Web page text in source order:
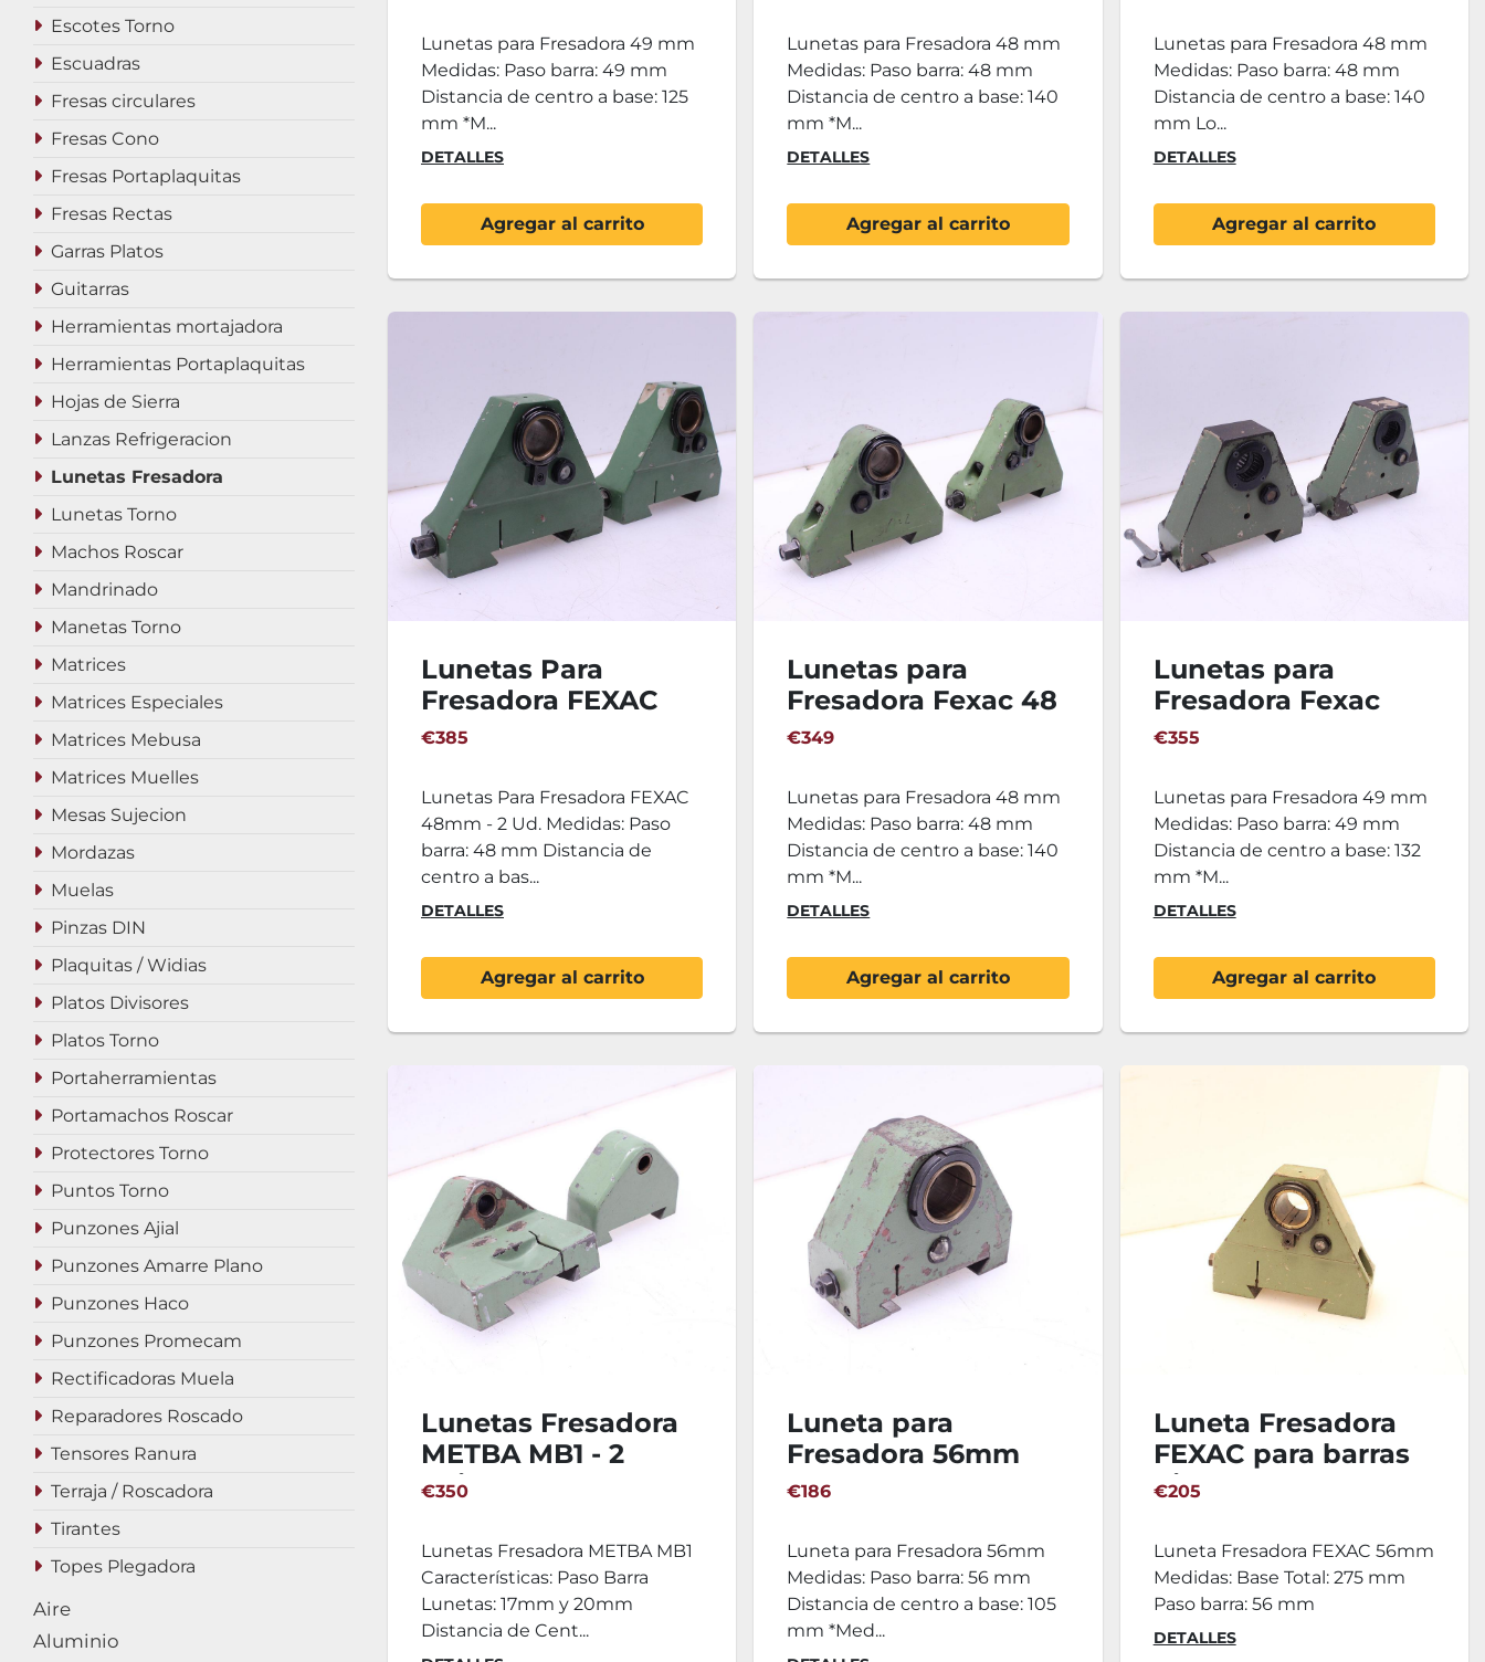
Escotes Torno
Escuadras
Fresas circulares
Fresas Cono
Fresas Portaplaquitas
Fresas Rectas
Garras Platos
Guitarras
Herramientas mortajadora
Herramientas Portaplaquitas
Hojas de Sierra
Lanzas Refrigeracion
Lunetas Fresadora
Lunetas Torno
Machos Roscar
Mandrinado
Manetas Torno
Matrices
Matrices Especiales
Matrices Mebusa
Matrices Muelles
Mesas Sujecion
Mordazas
Muelas
Pinzas DIN
Plaquitas / Widias
Platos Divisores
Platos Torno
Portaherramientas
Portamachos Roscar
Protectores Torno
Puntos Torno
Punzones Ajial
Punzones Amarre Plano
Punzones Haco
Punzones Promecam
Rectificadoras Muela
Reparadores Roscado
Tensores Ranura
Terraja / Roscadora
Tirantes
Topes Plegadora
Aire
Aluminio
Lunetas para Fresadora 49 mm
Medidas: Paso barra: 49 mm
Distancia de centro a base: 125
mm *M...
DETALLES
Agregar al carrito
Lunetas para Fresadora 48 mm
Medidas: Paso barra: 48 mm
Distancia de centro a base: 140
mm *M...
DETALLES
Agregar al carrito
Lunetas para Fresadora 48 mm
Medidas: Paso barra: 48 mm
Distancia de centro a base: 140
mm Lo...
DETALLES
Agregar al carrito
Lunetas Para
Fresadora FEXAC
48mm - 2 Ud.
€385
Lunetas Para Fresadora FEXAC
48mm - 2 Ud. Medidas: Paso
barra: 48 mm Distancia de
centro a bas...
DETALLES
Agregar al carrito
Lunetas para
Fresadora Fexac 48
mm - 2 Ud
€349
Lunetas para Fresadora 48 mm
Medidas: Paso barra: 48 mm
Distancia de centro a base: 140
mm *M...
DETALLES
Agregar al carrito
Lunetas para
Fresadora Fexac
49mm - 2ud.
€355
Lunetas para Fresadora 49 mm
Medidas: Paso barra: 49 mm
Distancia de centro a base: 132
mm *M...
DETALLES
Agregar al carrito
Lunetas Fresadora
METBA MB1 - 2
unidades
€350
Lunetas Fresadora METBA MB1
Características: Paso Barra
Lunetas: 17mm y 20mm
Distancia de Cent...
Luneta para
Fresadora 56mm
€186
Luneta para Fresadora 56mm
Medidas: Paso barra: 56 mm
Distancia de centro a base: 105
mm *Med...
Luneta Fresadora
FEXAC para barras
discos
€205
Luneta Fresadora FEXAC 56mm
Medidas: Base Total: 275 mm
Paso barra: 56 mm
DETALLES